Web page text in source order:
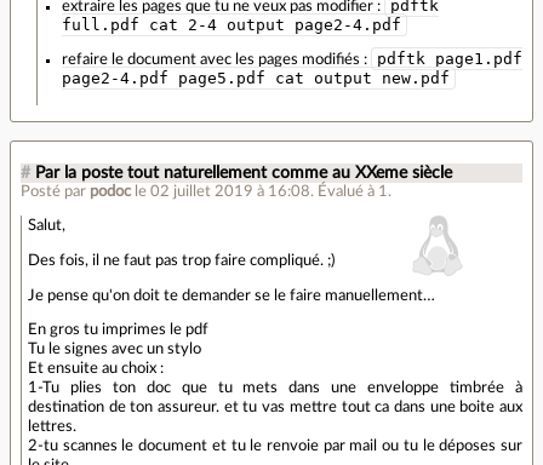
extraire les pages que tu ne veux pas modifier :
pdftk
full.pdf cat 2-4 output page2-4.pdf
refaire le document avec les pages modifiés :
pdftk page1.pdf
page2-4.pdf page5.pdf cat output new.pdf
# Par la poste tout naturellement comme au XXeme siècle
Posté par podoc le 02 juillet 2019 à 16:08. Évalué à 1 .
Salut,
Des fois, il ne faut pas trop faire compliqué. ;)
Je pense qu'on doit te demander se le faire manuellement…
En gros tu imprimes le pdf
Tu le signes avec un stylo
Et ensuite au choix :
1-Tu plies ton doc que tu mets dans une enveloppe timbrée à
destination de ton assureur. et tu vas mettre tout ca dans une boite aux
lettres.
2-tu scannes le document et tu le renvoie par mail ou tu le déposes sur